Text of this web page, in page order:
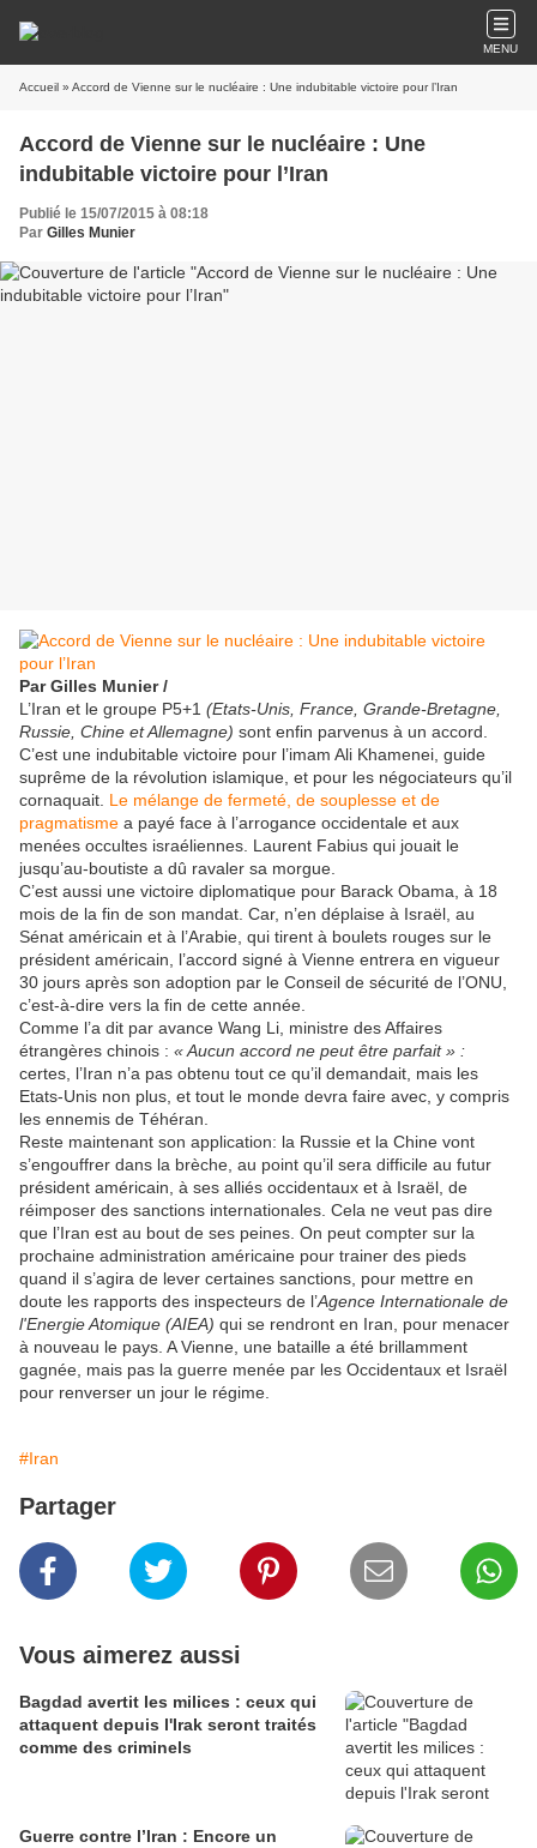
MENU
Accueil » Accord de Vienne sur le nucléaire : Une indubitable victoire pour l’Iran
Accord de Vienne sur le nucléaire : Une
indubitable victoire pour l’Iran
Publié le 15/07/2015 à 08:18
Par Gilles Munier
Par Gilles Munier /
L’Iran et le groupe P5+1 (Etats-Unis, France, Grande-Bretagne,
Russie, Chine et Allemagne) sont enfin parvenus à un accord.
C’est une indubitable victoire pour l’imam Ali Khamenei, guide
suprême de la révolution islamique, et pour les négociateurs qu’il
cornaquait. Le mélange de fermeté, de souplesse et de
pragmatisme a payé face à l’arrogance occidentale et aux
menées occultes israéliennes. Laurent Fabius qui jouait le
jusqu’au-boutiste a dû ravaler sa morgue.
C’est aussi une victoire diplomatique pour Barack Obama, à 18
mois de la fin de son mandat. Car, n’en déplaise à Israël, au
Sénat américain et à l’Arabie, qui tirent à boulets rouges sur le
président américain, l’accord signé à Vienne entrera en vigueur
30 jours après son adoption par le Conseil de sécurité de l’ONU,
c’est-à-dire vers la fin de cette année.
Comme l’a dit par avance Wang Li, ministre des Affaires
étrangères chinois : « Aucun accord ne peut être parfait » :
certes, l’Iran n’a pas obtenu tout ce qu’il demandait, mais les
Etats-Unis non plus, et tout le monde devra faire avec, y compris
les ennemis de Téhéran.
Reste maintenant son application: la Russie et la Chine vont
s’engouffrer dans la brèche, au point qu’il sera difficile au futur
président américain, à ses alliés occidentaux et à Israël, de
réimposer des sanctions internationales. Cela ne veut pas dire
que l’Iran est au bout de ses peines. On peut compter sur la
prochaine administration américaine pour trainer des pieds
quand il s’agira de lever certaines sanctions, pour mettre en
doute les rapports des inspecteurs de l’Agence Internationale de
l'Energie Atomique (AIEA) qui se rendront en Iran, pour menacer
à nouveau le pays. A Vienne, une bataille a été brillamment
gagnée, mais pas la guerre menée par les Occidentaux et Israël
pour renverser un jour le régime.
#Iran
Partager
Vous aimerez aussi
Bagdad avertit les milices : ceux qui
attaquent depuis l'Irak seront traités
comme des criminels
Guerre contre l’Iran : Encore un